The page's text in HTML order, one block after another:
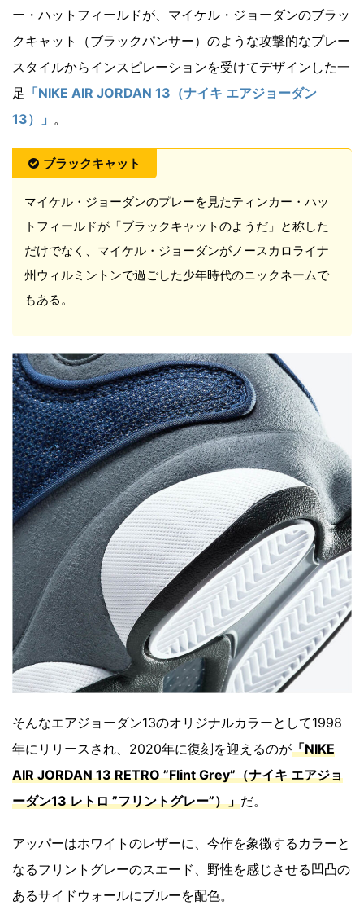
ー・ハットフィールドが、マイケル・ジョーダンのブラッ
クキャット（ブラックパンサー）のような攻撃的なプレー
スタイルからインスピレーションを受けてデザインした一
足 「NIKE AIR JORDAN 13（ナイキ エアジョーダン
13）」 。
ブラックキャット
マイケル・ジョーダンのプレーを見たティンカー・ハッ
トフィールドが「ブラックキャットのようだ」と称した
だけでなく、マイケル・ジョーダンがノースカロライナ
州ウィルミントンで過ごした少年時代のニックネームで
もある。
そんなエアジョーダン13のオリジナルカラーとして1998
年にリリースされ、2020年に復刻を迎えるのが「NIKE
AIR JORDAN 13 RETRO ”Flint Grey”（ナイキ エアジョ
ーダン13 レトロ ”フリントグレー”）」だ。
アッパーはホワイトのレザーに、今作を象徴するカラーと
なるフリントグレーのスエード、野性を感じさせる凹凸の
あるサイドウォールにブルーを配色。